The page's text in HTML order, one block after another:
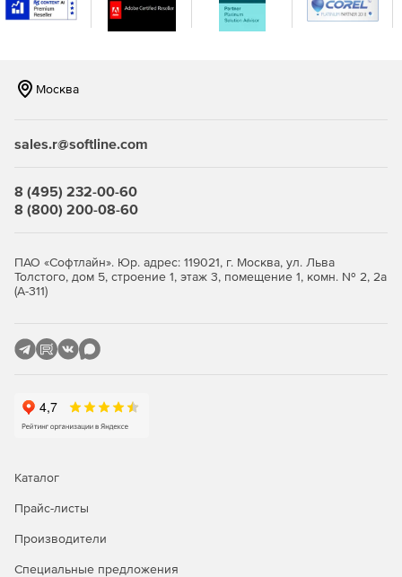
Службы Access 2013 теперь поддерживают отправку
центра администрирования.
новостями, демонстрировать статьи или передавать
Быстрое создание сайтов в SharePoint Server 2019
Теперь поддерживается хранение файлов размером
возможности для списков и библиотек на сайтах
SharePoint Server 2019 теперь поддерживает
доступа.
Пользователи могут легко создавать современные
необходимости обращения к ИТ-специалистам, при
этом SharePoint Server 2019 продолжит поддерживать
Москва
sales.r@softline.com
8 (495) 232-00-60
8 (800) 200-08-60
ПАО «Софтлайн». Юр. адрес: 119021, г. Москва, ул. Льва
Толстого, дом 5, строение 1, этаж 3, помещение 1, комн. № 2, 2а
(А-311)
Каталог
Прайс-листы
Производители
Специальные предложения